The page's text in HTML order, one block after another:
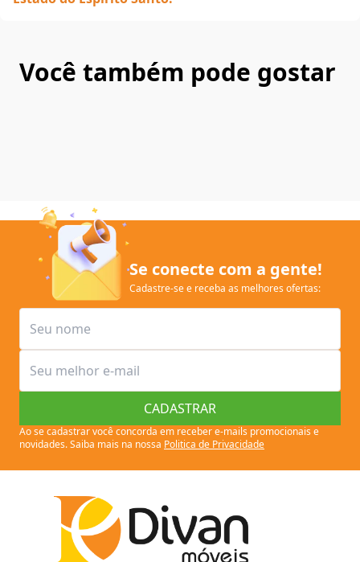
Você também pode gostar
Se conecte com a gente!
Cadastre-se e receba as melhores ofertas:
CADASTRAR
Ao se cadastrar você concorda em receber e-mails promocionais e
novidades. Saiba mais na nossa Politica de Privacidade